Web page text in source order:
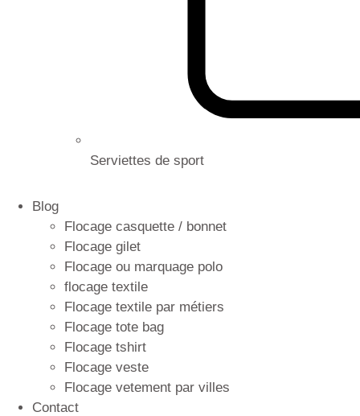
Serviettes de sport
Blog
Flocage casquette / bonnet
Flocage gilet
Flocage ou marquage polo
flocage textile
Flocage textile par métiers
Flocage tote bag
Flocage tshirt
Flocage veste
Flocage vetement par villes
Contact